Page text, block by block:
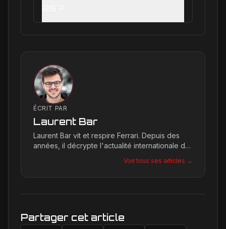
ÉCRIT PAR
Laurent Bar
Laurent Bar vit et respire Ferrari. Depuis des
années, il décrypte l'actualité internationale du
détails qui façonnent la légende de la marque.
Son site, Ferrari Passion, est le reflet de son
Maranello.
Voir tous ses articles →
Partager cet article